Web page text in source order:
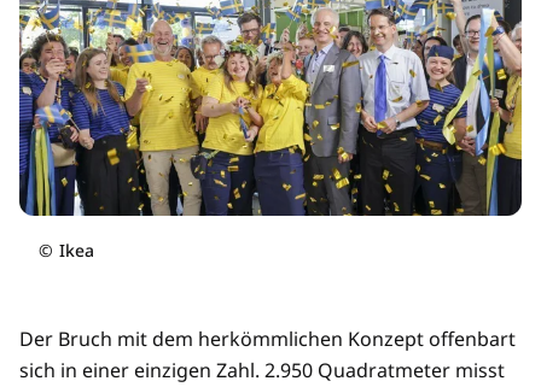
© Ikea
Der Bruch mit dem herkömmlichen Konzept offenbart
sich in einer einzigen Zahl. 2.950 Quadratmeter misst